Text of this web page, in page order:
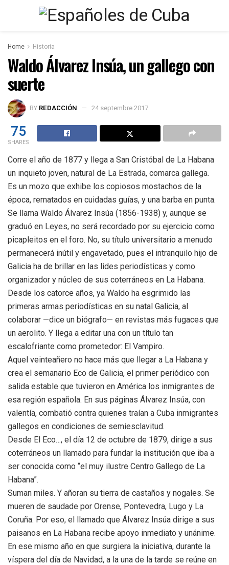
Home Historia
Waldo Álvarez Insúa, un gallego con
suerte
BY REDACCIÓN 24 septembre 2017
75
SHARES
Corre el año de 1877 y llega a San Cristóbal de La Habana
un inquieto joven, natural de La Estrada, comarca gallega.
Es un mozo que exhibe los copiosos mostachos de la
época, rematados en cuidadas guías, y una barba en punta.
Se llama Waldo Álvarez Insúa (1856-1938) y, aunque se
graduó en Leyes, no será recordado por su ejercicio como
picapleitos en el foro. No, su título universitario a menudo
permanecerá inútil y engavetado, pues el intranquilo hijo de
Galicia ha de brillar en las lides periodísticas y como
organizador y núcleo de sus coterráneos en La Habana.
Desde los catorce años, ya Waldo ha esgrimido las
primeras armas periodísticas en su natal Galicia, al
colaborar —dice un biógrafo— en revistas más fugaces que
un aerolito. Y llega a editar una con un título tan
escalofriante como prometedor: El Vampiro.
Aquel veinteañero no hace más que llegar a La Habana y
crea el semanario Eco de Galicia, el primer periódico con
salida estable que tuvieron en América los inmigrantes de
esa región española. En sus páginas Álvarez Insúa, con
valentía, combatió contra quienes traían a Cuba inmigrantes
gallegos en condiciones de semiesclavitud.
Desde El Eco…, el día 12 de octubre de 1879, dirige a sus
coterráneos un llamado para fundar la institución que iba a
ser conocida como “el muy ilustre Centro Gallego de La
Habana”.
Suman miles. Y añoran su tierra de castaños y nogales. Se
mueren de saudade por Orense, Pontevedra, Lugo y La
Coruña. Por eso, el llamado que Álvarez Insúa dirige a sus
paisanos en La Habana recibe apoyo inmediato y unánime.
En ese mismo año en que surgiera la iniciativa, durante la
víspera del día de Navidad, a la una de la tarde se reúne en